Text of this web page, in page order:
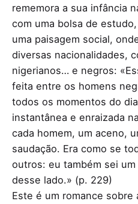
rememora a sua infância
com uma bolsa de
uma paisagem social,
diversas nacionalidades,
nigerianos… e negros:
feita entre os homens
todos os momentos do
instantânea e enraizada
cada homem, um aceno,
saudação. Era como se
outros: eu também sei
desse lado.» (p. 229)
Este é um romance